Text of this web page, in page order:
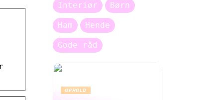
Interiør Børn
Ham Hende
Gode råd
OPHOLD